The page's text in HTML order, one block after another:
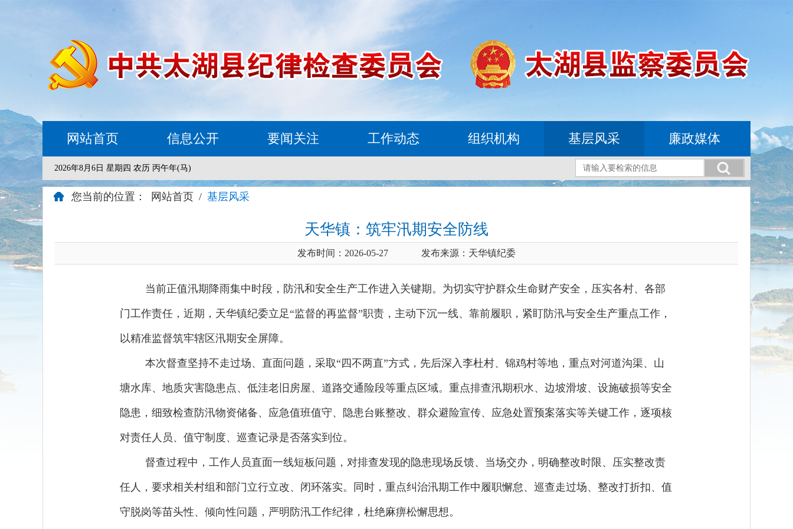
网站首页 信息公开 要闻关注 工作动态 组织机构 基层风采 廉政媒体
2026年8月6日 星期四 农历 丙午年(马)
您当前的位置： 网站首页 / 基层风采
天华镇：筑牢汛期安全防线
发布时间：2026-05-27 发布来源：天华镇纪委
当前正值汛期降雨集中时段，防汛和安全生产工作进入关键期。为切实守护群众生命财产安全，压实各村、各部
门工作责任，近期，天华镇纪委立足“监督的再监督”职责，主动下沉一线、靠前履职，紧盯防汛与安全生产重点工作，
以精准监督筑牢辖区汛期安全屏障。
本次督查坚持不走过场、直面问题，采取“四不两直”方式，先后深入李杜村、锦鸡村等地，重点对河道沟渠、山
塘水库、地质灾害隐患点、低洼老旧房屋、道路交通险段等重点区域。重点排查汛期积水、边坡滑坡、设施破损等安全
隐患，细致检查防汛物资储备、应急值班值守、隐患台账整改、群众避险宣传、应急处置预案落实等关键工作，逐项核
对责任人员、值守制度、巡查记录是否落实到位。
督查过程中，工作人员直面一线短板问题，对排查发现的隐患现场反馈、当场交办，明确整改时限、压实整改责
任人，要求相关村组和部门立行立改、闭环落实。同时，重点纠治汛期工作中履职懈怠、巡查走过场、整改打折扣、值
守脱岗等苗头性、倾向性问题，严明防汛工作纪律，杜绝麻痹松懈思想。